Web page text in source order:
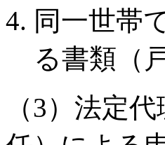
同一世帯
る書類（
（3）法定